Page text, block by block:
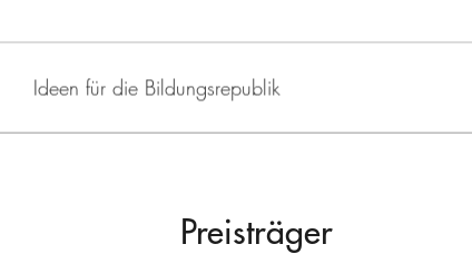
Ideen für die Bildungsrepublik
Preisträger